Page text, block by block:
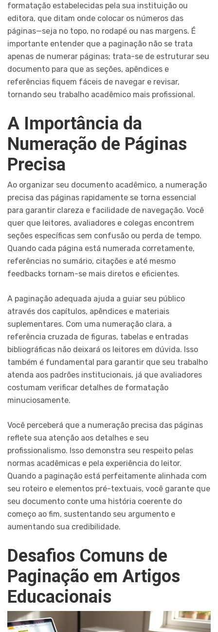
formatação estabelecidas pela sua instituição ou
editora, que ditam onde colocar os números das
páginas—seja no topo, no rodapé ou nas margens. É
importante entender que a paginação não se trata
apenas de numerar páginas; trata-se de estruturar seu
documento para que as seções, apêndices e
referências fiquem fáceis de navegar e revisar,
tornando seu trabalho acadêmico mais profissional.
A Importância da
Numeração de Páginas
Precisa
Ao organizar seu documento acadêmico, a numeração
precisa das páginas rapidamente se torna essencial
para garantir clareza e facilidade de navegação. Você
quer que leitores, avaliadores e colegas encontrem
seções específicas sem confusão ou perda de tempo.
Quando cada página está numerada corretamente,
referências no sumário, citações e até mesmo
feedbacks tornam-se mais diretos e eficientes.
A paginação adequada ajuda a guiar seu público
através dos capítulos, apêndices e materiais
suplementares. Com uma numeração clara, a
referência cruzada de figuras, tabelas e entradas
bibliográficas não deixará os leitores em dúvida. Isso
também é fundamental para garantir que seu trabalho
atenda aos padrões institucionais, já que avaliadores
costumam verificar detalhes de formatação
minuciosamente.
Você perceberá que a numeração precisa das páginas
reflete sua atenção aos detalhes e seu
profissionalismo. Isso demonstra seu respeito pelas
normas acadêmicas e pela experiência do leitor.
Quando a paginação está perfeitamente alinhada com
seu roteiro e elementos pré-textuais, você garante que
seu documento conte uma história coerente do
começo ao fim, sustentando seu argumento e
aumentando sua credibilidade.
Desafios Comuns de
Paginação em Artigos
Educacionais